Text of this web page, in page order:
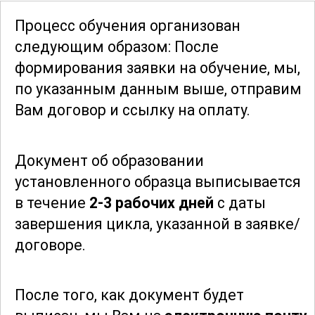
модули, которые позволяют глубже
понять теоретические аспекты и их
практическое применение. Участники
смогут работать с реальными данными
и моделями, что повысит их
компетентность и уверенность в
деятельности.
Курс также охватывает вопросы
экономической эффективности
производства селена, включая анализ
предложения, а также оценку затрат и
Процесс обучения организован
следующим образом: После
формирования заявки на обучение, мы,
по указанным данным выше, отправим
Вам договор и ссылку на оплату.
Документ об образовании
установленного образца выписывается
в течение 2-3 рабочих дней с даты
завершения цикла, указанной в заявке/
договоре.
После того, как документ будет